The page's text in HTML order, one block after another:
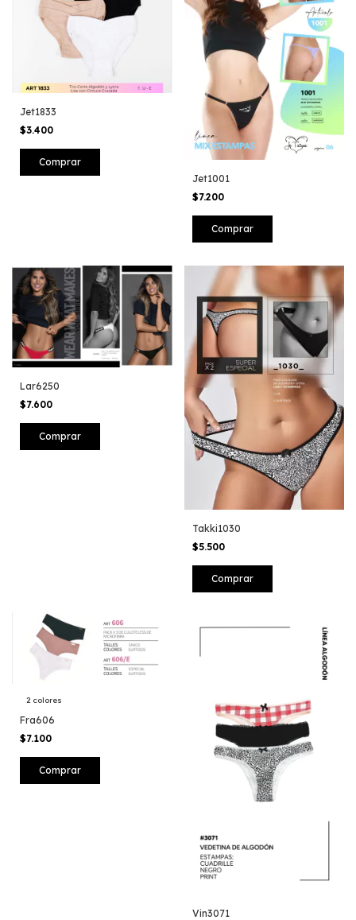
Jet1833
$3.400
Comprar
Jet1001
$7.200
Lar6250
$7.600
Takki1030
$5.500
Comprar
2 colores
Fra606
$7.100
Comprar
Vin3071